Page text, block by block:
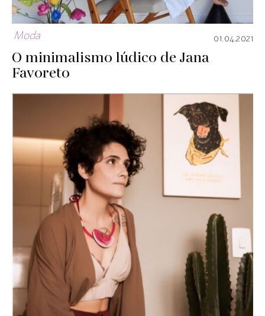
Moda 01.04.2021
O minimalismo lúdico de Jana
Favoreto